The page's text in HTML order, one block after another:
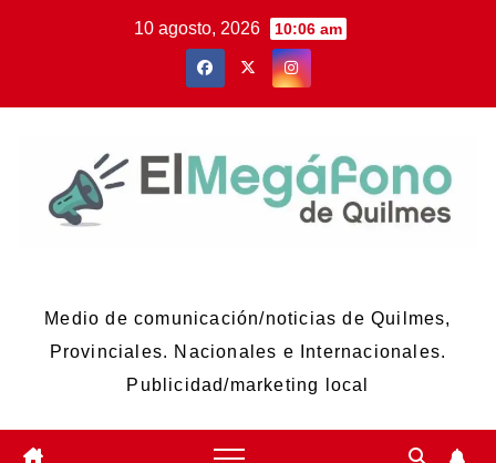
10 agosto, 2026 10:06 am
Medio de comunicación/noticias de Quilmes,
Provinciales. Nacionales e Internacionales.
Publicidad/marketing local